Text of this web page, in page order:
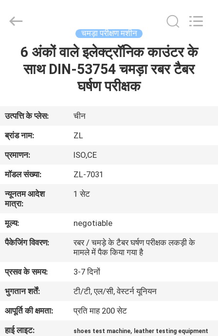
वीडियो
बारे
में
कारखाना
भ्रमण
नियंत्रण
संपर्क
करें
Technology
Reserved.
चमड़ा परीक्षण मशीन
6 अंकों वाले इलेक्ट्रॉनिक काउंटर के
साथ DIN-53754 चमड़ा रबर टैबर
घर्षण परीक्षक
उत्पत्ति के प्लेस:
चीन
ब्रांड नाम:
ZL
प्रमाणन:
ISO,CE
मॉडल संख्या:
ZL-7031
न्यूनतम आदेश
मात्रा:
1 सेट
मूल्य:
negotiable
पैकेजिंग विवरण:
रबर / चमड़े के टैबर घर्षण परीक्षक लकड़ी के
मामले में पैक किया गया है
प्रसव के समय:
3-7 दिनों
भुगतान शर्तें:
टी/टी, एल/सी, वेस्टर्न यूनियन
आपूर्ति की क्षमता:
प्रति माह 200 सेट
हाई लाइट:
shoes test machine, leather testing equipment